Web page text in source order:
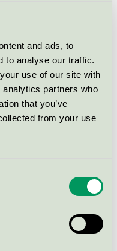
and ads, to
to analyse our traffic.
use of our site with
partners who
that you’ve
from your use
till tredje part.
publiceras av
sida tillsammans
träder i kraft.
några större eller